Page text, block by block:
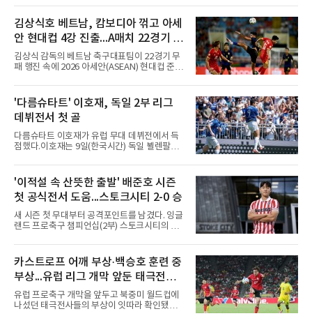
승자는 ACLE 본선에 오르고 패자는 2부 격 대회
인 AFC 챔피언스리그2(ACL2)로 향한다. 강원은
2024시즌 K리그1 준우승 자격으로 나선 지난 시
즌 ACLE에서 창단 첫 아시아 무대를 경험하며
16강에 진출했고, 2025시즌 리그 5위로 이번 출
전권을 얻었다.감바 오사카는 2025-2026시즌
ACL2 결승에서 크리스티아누 호날두의 소속팀
기세도 좋다.최근 리그 2연패로 상승세가 끊긴
강원은 이번 승리로 반등을 노린다. 김대
김상식호 베트남, 캄보디아 꺾고 아세
안 현대컵 4강 진출...A매치 22경기 무
패 질주
김상식 감독의 베트남 축구대표팀이 22경기 무
패 행진 속에 2026 아세안(ASEAN) 현대컵 준결
딘 국립경기장에서 열린 캄보디아와의 조별리그
A조 4차전에서 응우옌 딘 박의 2골과 상대 자책
골을 묶어 3-1로 이겼다. 3승 1무 승점 10으로
싱가포르(승점 8)를 제치고 조 1위를 차지했고,
A매치 연속 무패는 22경기(19승 3무)로 늘렸다.
종전 자국 기록은 18경기였다.2년마다 열리는
현대컵은 '동남아의 월드컵'으로 불리며, 스즈키
패와 통산 4번째 우승을 노린다.준결승 상대 말
레이시아는 8일 필리핀을 1-0
'다름슈타트' 이호재, 독일 2부 리그
데뷔전서 첫 골
다름슈타트 이호재가 유럽 무대 데뷔전에서 득
점했다.이호재는 9일(한국시간) 독일 뵐렌팔토
2027시즌 2.분데스리가(2부) 개막전에서 0-2로
뒤진 후반 추격골을 넣었다. 후반 15분 핀 라켄
마허와 교체 투입된 그는 후반 31분 페널티지역
오른쪽에서 카이 클레피시의 패스를 받아 오른
발 슈팅으로 마무리했다.다름슈타트는 후반 41
분 알렉산다르 부코티치의 동점골로 승점 1을
챙겼다. 홀슈타인 킬은 전반 8분 기예르모 발지,
활용한 제공권과 문전 슈팅이 강점인 정통 스트
라이커로, K리그1 포항 스틸러스에서
'이적설 속 산뜻한 출발' 배준호 시즌
첫 공식전서 도움...스토크시티 2-0 승
새 시즌 첫 무대부터 공격포인트를 남겼다. 잉글
랜드 프로축구 챔피언십(2부) 스토크시티의 배
호는 9일(한국시간) 영국 스토크온트렌트의 베
트365 스타디움에서 열린 올덤 애슬레틱(4부)과
의 2026-2027시즌 잉글랜드 풋볼리그컵(EFL
컵) 1라운드에서 팀의 2-0 승리에 쐐기를 박는
골을 도왔다.투입 직후 결정적인 장면을 만들었
다. 1-0으로 앞서던 후반 21분 그라운드를 밟은
그는 후반 37분 상대 수비 라인 사이를 찌르는
카스트로프 어깨 부상·백승호 훈련 중
부상...유럽 리그 개막 앞둔 태극전사
악재
유럽 프로축구 개막을 앞두고 북중미 월드컵에
나섰던 태극전사들의 부상이 잇따라 확인됐다.